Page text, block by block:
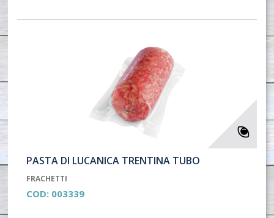
PASTA DI LUCANICA TRENTINA TUBO
FRACHETTI
COD: 003339